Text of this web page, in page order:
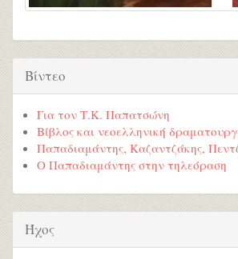
Βίντεο
Για τον Τ.Κ. Παπατσώνη
Βίβλος και νεοελληνική
Παπαδιαμάντης, Καζαντζάκης,
Ο Παπαδιαμάντης στην τηλεόραση
Ήχος